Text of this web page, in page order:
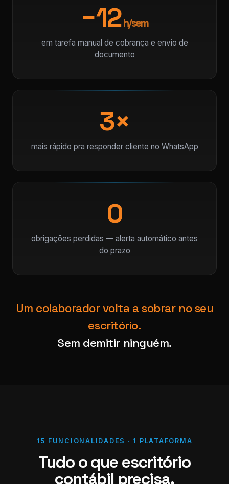
−12h/sem
em tarefa manual de cobrança e envio de
documento
3×
mais rápido pra responder cliente no WhatsApp
0
obrigações perdidas — alerta automático antes
do prazo
Um colaborador volta a sobrar no seu
escritório.
Sem demitir ninguém.
15 FUNCIONALIDADES · 1 PLATAFORMA
Tudo o que escritório
contábil precisa,